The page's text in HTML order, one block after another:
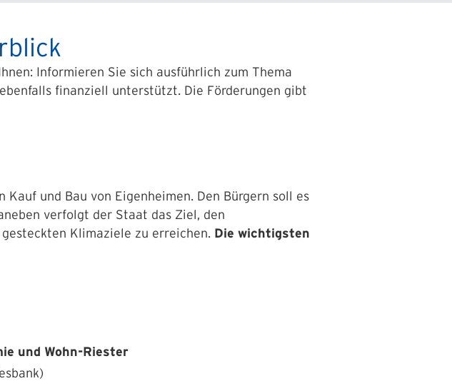
Informieren Sie sich ausführlich zum Thema
finanziell unterstützt. Die Förderungen gibt
Kauf und Bau von Eigenheimen. Den Bürgern soll es
verfolgt der Staat das Ziel, den
Klimaziele zu erreichen. Die wichtigsten
und Wohn-Riester